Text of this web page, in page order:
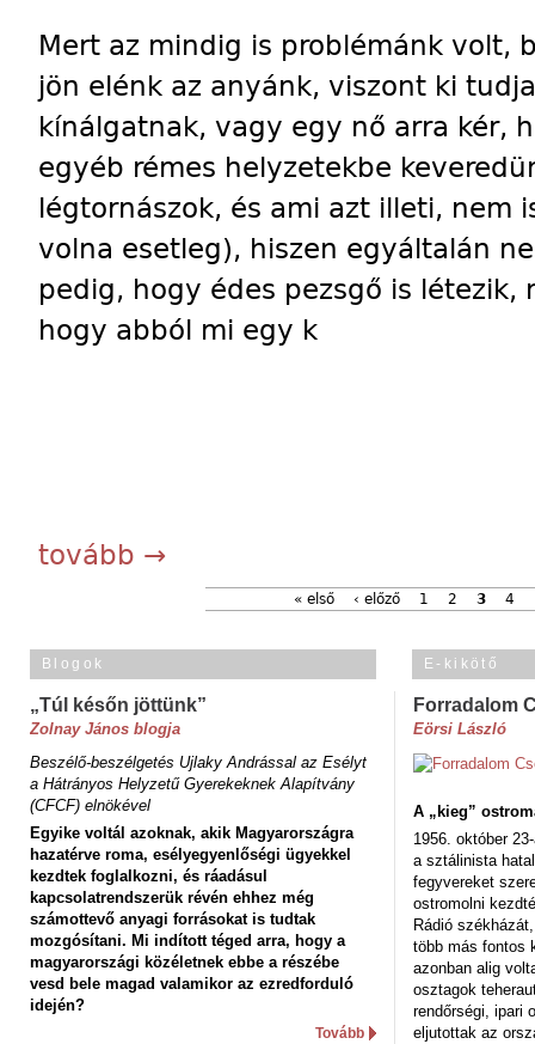
Mert az mindig is problémánk volt,
jön elénk az anyánk, viszont ki
kínálgatnak, vagy egy nő arra kér,
egyéb rémes helyzetekbe
légtornászok, és ami azt illeti, nem
volna esetleg), hiszen egyáltalán
pedig, hogy édes pezsgő is
hogy abból mi egy k
tovább →
« első ‹ előző 1 2 3 4
Blogok
„Túl későn jöttünk”
Zolnay János blogja
Beszélő-beszélgetés Ujlaky Andrással az Esélyt
a Hátrányos Helyzetű Gyerekeknek Alapítvány
(CFCF) elnökével
Egyike voltál azoknak, akik Magyarországra
hazatérve roma, esélyegyenlőségi ügyekkel
kezdtek foglalkozni, és ráadásul
kapcsolatrendszerük révén ehhez még
számottevő anyagi forrásokat is tudtak
mozgósítani. Mi indított téged arra, hogy a
magyarországi közéletnek ebbe a részébe
vesd bele magad valamikor az ezredforduló
idején?
Tovább
E-kikötő
Forradalom
Eörsi László
A „kieg”
1956. október
a sztálinista
fegyvereket
ostromolni
Rádió
több más fontos
azonban alig
osztagok
rendőrségi, ipari
eljutottak az